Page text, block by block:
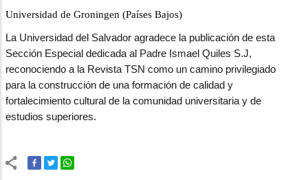
Universidad de Groningen (Países Bajos)
La Universidad del Salvador agradece la publicación de esta
Sección Especial dedicada al Padre Ismael Quiles S.J,
reconociendo a la Revista TSN como un camino privilegiado
para la construcción de una formación de calidad y
fortalecimiento cultural de la comunidad universitaria y de
estudios superiores.